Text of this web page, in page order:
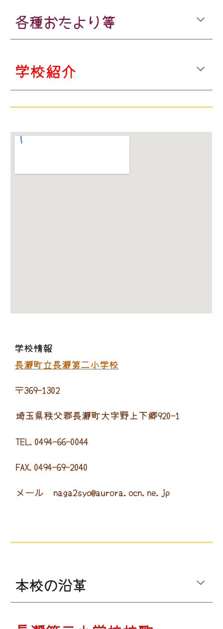
各種おたより等
学校紹介
学校情報
長瀞町立長瀞第二小学校
〒369-1302
埼玉県秩父郡長瀞町大字野上下郷920-1
TEL.0494-66-0044
FAX.0494-69-2040
メール naga2syo@aurora.ocn.ne.jp
本校の沿革